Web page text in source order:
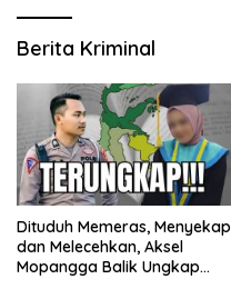
Berita Kriminal
Dituduh Memeras, Menyekap
dan Melecehkan, Aksel
Mopangga Balik Ungkap